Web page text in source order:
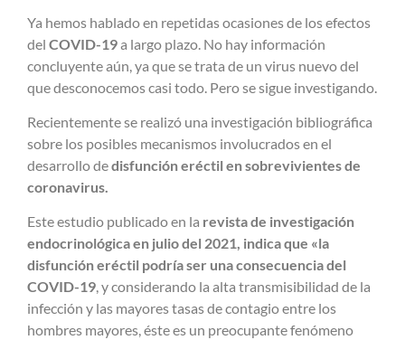
Ya hemos hablado en repetidas ocasiones de los efectos
del COVID-19a largo plazo. No hay información
concluyente aún, ya que se trata de un virus nuevo del
que desconocemos casi todo. Pero se sigue investigando.
Recientemente se realizó una investigación bibliográfica
sobre los posibles mecanismos involucrados en el
desarrollo dedisfunción eréctil en sobrevivientes de
coronavirus.
Este estudio publicado en la revista de investigación
endocrinológica en julio del 2021, indica que «la
disfunción eréctil podría ser una consecuencia del
COVID-19, y considerando la alta transmisibilidad de la
infección y las mayores tasas de contagio entre los
hombres mayores, éste es un preocupante fenómeno